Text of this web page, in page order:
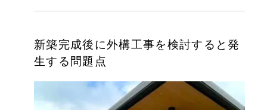
新築完成後に外構工事を検討すると発
生する問題点